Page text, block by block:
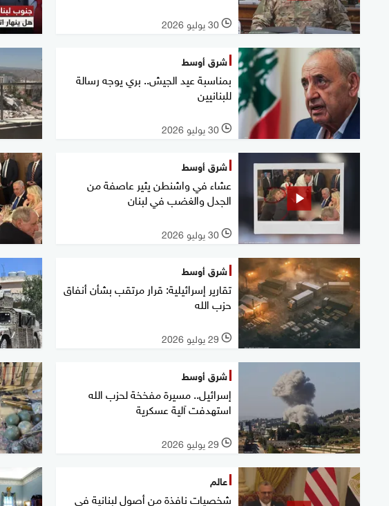
l 30 يوليو 2026
شرق أوسط
بمناسبة عيد الجيش.. بري يوجه رسالة
للبنانيين
l 30 يوليو 2026
شرق أوسط
عشاء في واشنطن يثير عاصفة من
الجدل والغضب في لبنان
l 30 يوليو 2026
شرق أوسط
تقارير إسرائيلية: قرار مرتقب بشأن أنفاق
حزب الله
l 29 يوليو 2026
شرق أوسط
إسرائيل.. مسيرة مفخخة لحزب الله
استهدفت آلية عسكرية
l 29 يوليو 2026
عالم
شخصيات نافذة من أصول لبنانية في